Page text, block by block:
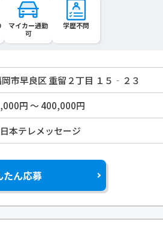
マイカー通勤
可
学歴不問
市早良区 重留２丁目 １５‐２３
円 〜 400,000円
本テレメッセージ
たん応募